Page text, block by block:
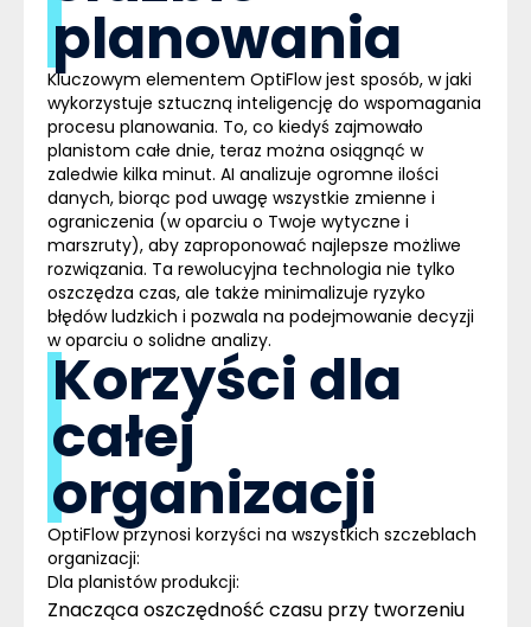
planowania
Kluczowym elementem OptiFlow jest sposób, w jaki
wykorzystuje sztuczną inteligencję do wspomagania
procesu planowania. To, co kiedyś zajmowało
planistom całe dnie, teraz można osiągnąć w
zaledwie kilka minut. AI analizuje ogromne ilości
danych, biorąc pod uwagę wszystkie zmienne i
ograniczenia (w oparciu o Twoje wytyczne i
marszruty), aby zaproponować najlepsze możliwe
rozwiązania. Ta rewolucyjna technologia nie tylko
oszczędza czas, ale także minimalizuje ryzyko
błędów ludzkich i pozwala na podejmowanie decyzji
w oparciu o solidne analizy.
Korzyści dla
całej
organizacji
OptiFlow przynosi korzyści na wszystkich szczeblach
organizacji:
Dla planistów produkcji:
Znacząca oszczędność czasu przy tworzeniu